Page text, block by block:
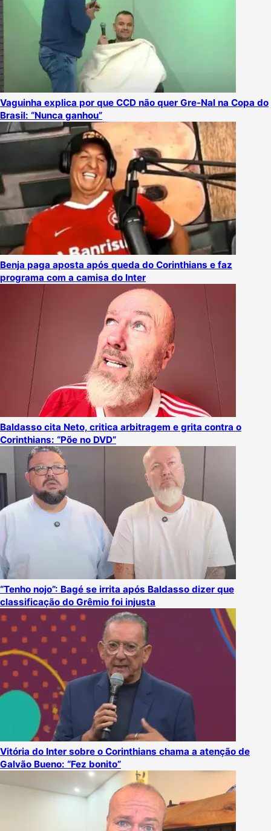
Vaguinha explica por que CCD não quer Gre-Nal na Copa do
Brasil: “Nunca ganhou”
Benja paga aposta após queda do Corinthians e faz
programa com a camisa do Inter
Baldasso cita Neto, critica arbitragem e grita contra o
Corinthians: “Põe no DVD”
“Tenho nojo”: Bagé se irrita após Baldasso dizer que
classificação do Grêmio foi injusta
Vitória do Inter sobre o Corinthians chama a atenção de
Galvão Bueno: “Fez bonito”